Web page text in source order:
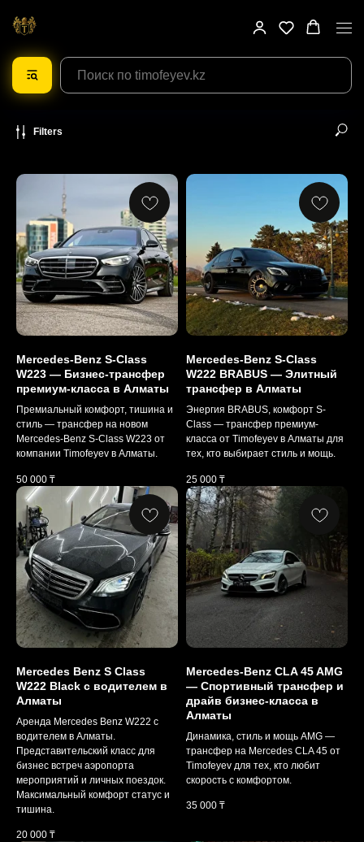
Filters
Mercedes-Benz S-Class
W223 — Бизнес-трансфер
премиум-класса в Алматы
Премиальный комфорт, тишина и
стиль — трансфер на новом
Mercedes-Benz S-Class W223 от
компании Timofeyev в Алматы.
50 000 ₸
Mercedes-Benz S-Class
W222 BRABUS — Элитный
трансфер в Алматы
Энергия BRABUS, комфорт S-
Class — трансфер премиум-
класса от Timofeyev в Алматы для
тех, кто выбирает стиль и мощь.
25 000 ₸
Mercedes Benz S Class
W222 Black с водителем в
Алматы
Аренда Mercedes Benz W222 с
водителем в Алматы.
Представительский класс для
бизнес встреч аэропорта
мероприятий и личных поездок.
Максимальный комфорт статус и
тишина.
20 000 ₸
Mercedes-Benz CLA 45 AMG
— Спортивный трансфер и
драйв бизнес-класса в
Алматы
Динамика, стиль и мощь AMG —
трансфер на Mercedes CLA 45 от
Timofeyev для тех, кто любит
скорость с комфортом.
35 000 ₸